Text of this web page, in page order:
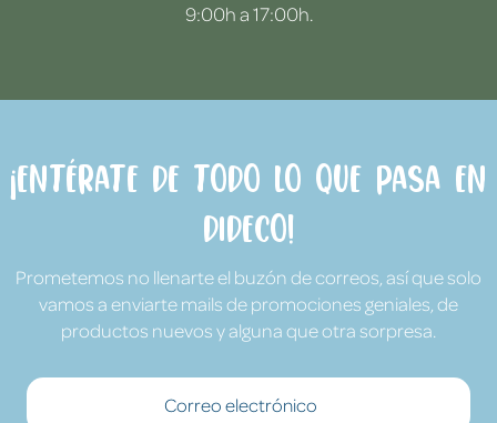
9:00h a 17:00h.
¡Entérate de todo lo que pasa en
Dideco!
Prometemos no llenarte el buzón de correos, así que solo
vamos a enviarte mails de promociones geniales, de
productos nuevos y alguna que otra sorpresa.